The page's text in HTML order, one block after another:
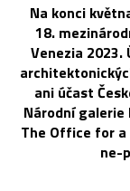
Na konci
18.
Venezia
ani účast
Národní
The Office for a
ne-